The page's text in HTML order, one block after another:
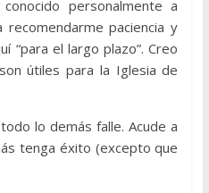
personalmente a
paciencia y
“para el largo plazo”. Creo
útiles para la Iglesia de
lo demás falle. Acude a
tenga éxito (excepto que